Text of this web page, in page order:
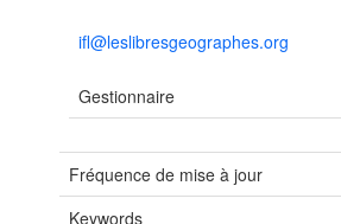
ifl@leslibresgeographes.org
Gestionnaire
Fréquence de mise à jour
Keywords